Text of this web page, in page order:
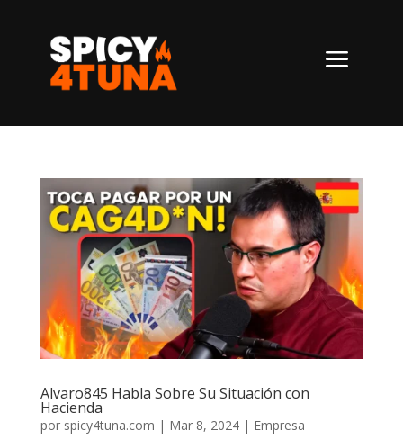
a
Alvaro845 Habla Sobre Su Situación con
Hacienda
por spicy4tuna.com | Mar 8, 2024| Empresa